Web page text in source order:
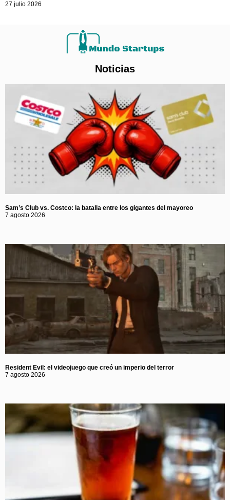
27 julio 2026
Noticias
Sam’s Club vs. Costco: la batalla entre los gigantes del mayoreo
7 agosto 2026
Resident Evil: el videojuego que creó un imperio del terror
7 agosto 2026